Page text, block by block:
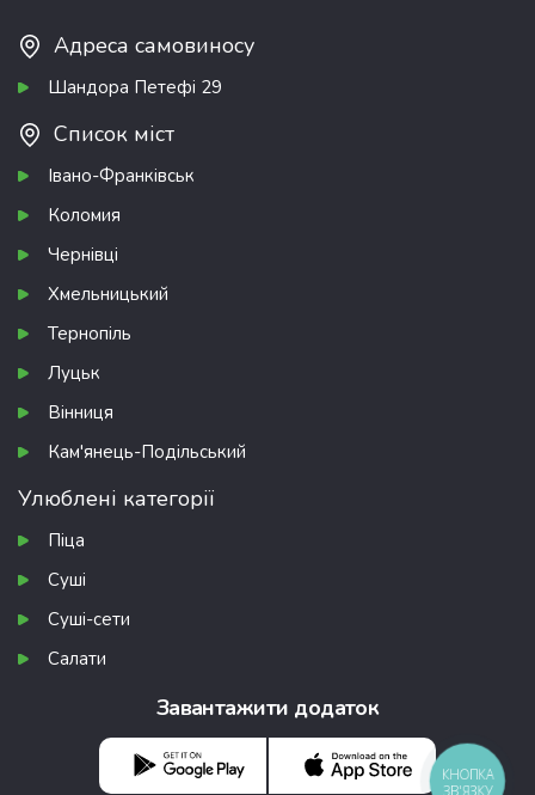
Адреса самовиносу
Шандора Петефі 29
Список міст
Івано-Франківськ
Коломия
Чернівці
Хмельницький
Тернопіль
Луцьк
Вінниця
Кам'янець-Подільський
Улюблені категорії
Піца
Суші
Суші-сети
Салати
Завантажити додаток
КНОПКА
ЗВ'ЯЗКУ